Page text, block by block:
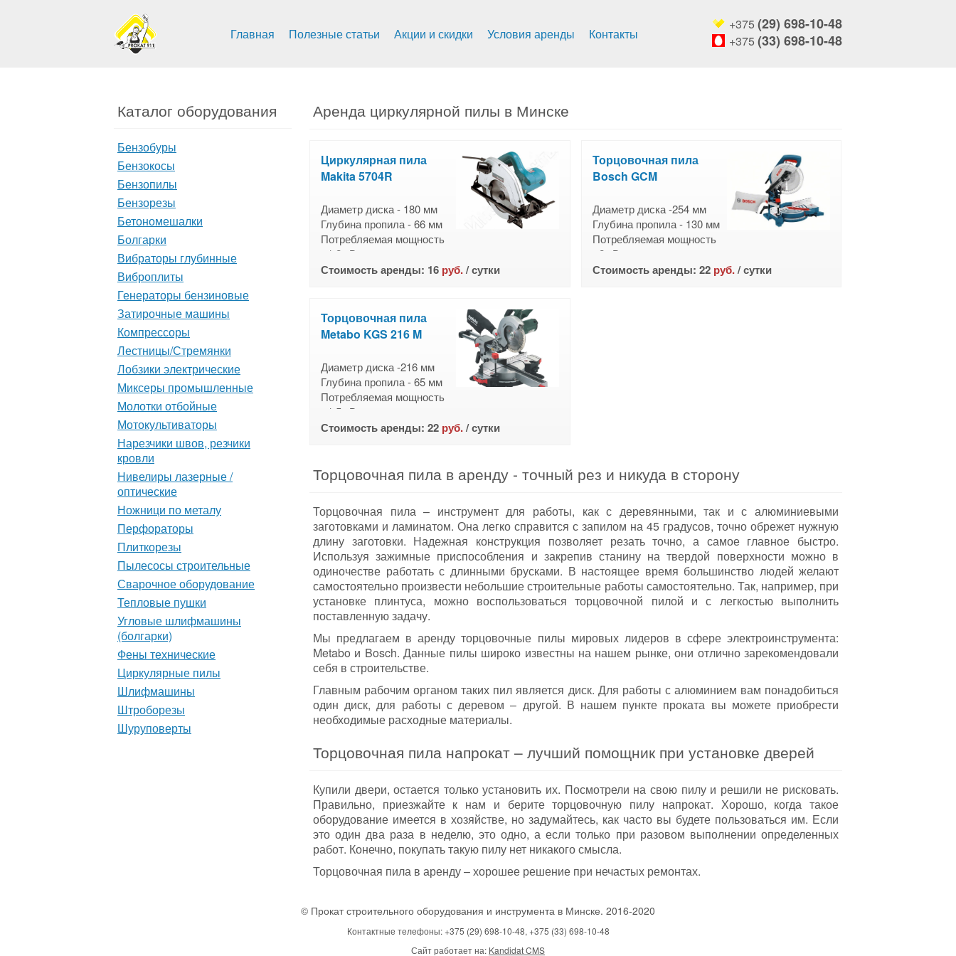
Главная Полезные статьи Акции и скидки Условия аренды Контакты
+375 (29) 698-10-48
+375 (33) 698-10-48
Каталог оборудования
Бензобуры
Бензокосы
Бензопилы
Бензорезы
Бетономешалки
Болгарки
Вибраторы глубинные
Виброплиты
Генераторы бензиновые
Затирочные машины
Компрессоры
Лестницы/Стремянки
Лобзики электрические
Миксеры промышленные
Молотки отбойные
Мотокультиваторы
Нарезчики швов, резчики
кровли
Нивелиры лазерные /
оптические
Ножници по металу
Перфораторы
Плиткорезы
Пылесосы строительные
Сварочное оборудование
Тепловые пушки
Угловые шлифмашины
(болгарки)
Фены технические
Циркулярные пилы
Шлифмашины
Штроборезы
Шуруповерты
Аренда циркулярной пилы в Минске
Циркулярная пила
Makita 5704R
Диаметр диска - 180 мм
Глубина пропила - 66 мм
Потребляемая мощность
- 1,2 кВт
Вес - 4,6 кг
Стоимость аренды: 16 руб./ сутки
Торцовочная пила
Bosch GCM
Диаметр диска -254 мм
Глубина пропила - 130 мм
Потребляемая мощность
- 2 кВт
Вес - 14,5 кг
Стоимость аренды: 22руб./ сутки
Торцовочная пила
Metabo KGS 216 M
Диаметр диска -216 мм
Глубина пропила - 65 мм
Потребляемая мощность
- 1,5 кВт
Вес - 14 кг
Стоимость аренды: 22 руб./ сутки
Торцовочная пила в аренду - точный рез и никуда в сторону
Торцовочная пила – инструмент для работы, как с деревянными, так и с алюминиевыми
заготовками и ламинатом. Она легко справится с запилом на 45 градусов, точно обрежет нужную
длину заготовки. Надежная конструкция позволяет резать точно, а самое главное быстро.
Используя зажимные приспособления и закрепив станину на твердой поверхности можно в
одиночестве работать с длинными брусками. В настоящее время большинство людей желают
самостоятельно произвести небольшие строительные работы самостоятельно. Так, например, при
установке плинтуса, можно воспользоваться торцовочной пилой и с легкостью выполнить
поставленную задачу.
Мы предлагаем в аренду торцовочные пилы мировых лидеров в сфере электроинструмента:
Metabo и Bosch. Данные пилы широко известны на нашем рынке, они отлично зарекомендовали
себя в строительстве.
Главным рабочим органом таких пил является диск. Для работы с алюминием вам понадобиться
один диск, для работы с деревом – другой. В нашем пункте проката вы можете приобрести
необходимые расходные материалы.
Торцовочная пила напрокат – лучший помощник при установке дверей
Купили двери, остается только установить их. Посмотрели на свою пилу и решили не рисковать.
Правильно, приезжайте к нам и берите торцовочную пилу напрокат. Хорошо, когда такое
оборудование имеется в хозяйстве, но задумайтесь, как часто вы будете пользоваться им. Если
это один два раза в неделю, это одно, а если только при разовом выполнении определенных
работ. Конечно, покупать такую пилу нет никакого смысла.
Торцовочная пила в аренду – хорошее решение при нечастых ремонтах.
© Прокат строительного оборудования и инструмента в Минске. 2016-2020
Контактные телефоны: +375 (29) 698-10-48, +375 (33) 698-10-48
Сайт работает на: Kandidat CMS